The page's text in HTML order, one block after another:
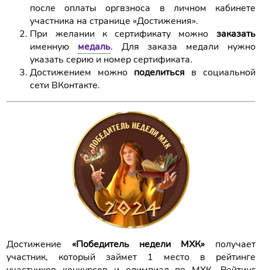
после оплаты оргвзноса в личном кабинете
участника на странице «Достижения».
При желании к сертификату можно заказать
именную медаль. Для заказа медали нужно
указать серию и номер сертификата.
Достижением можно поделиться в социальной
сети ВКонтакте.
Достижение «Победитель недели МХК» получает
участник, который займет 1 место в рейтинге